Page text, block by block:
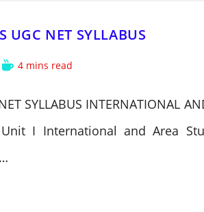
UGC NET SYLLABUS
Reading
4 mins read
SYLLABUS INTERNATIONAL
I International and Area